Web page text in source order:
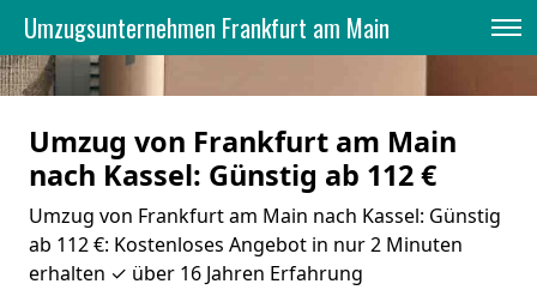
Umzugsunternehmen Frankfurt am Main
Umzug von Frankfurt am Main
nach Kassel: Günstig ab 112 €
Umzug von Frankfurt am Main nach Kassel: Günstig
ab 112 €: Kostenloses Angebot in nur 2 Minuten
erhalten ✓ über 16 Jahren Erfahrung